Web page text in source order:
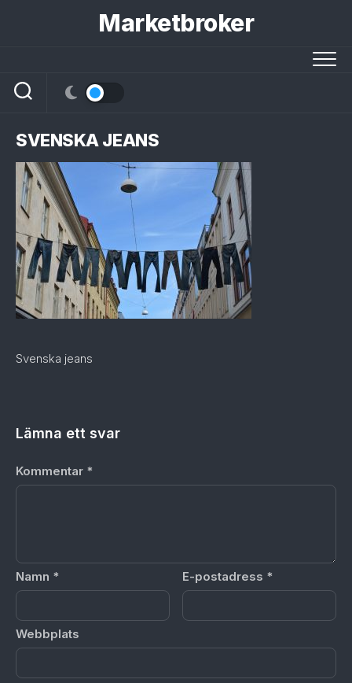
Marketbroker
SVENSKA JEANS
Svenska jeans
Lämna ett svar
Kommentar *
Namn * E-postadress *
Webbplats